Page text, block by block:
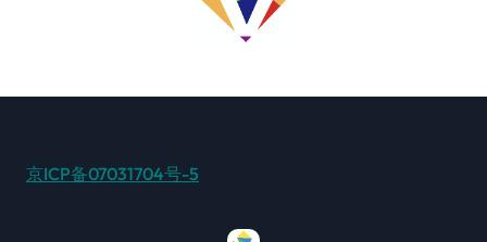
京ICP备07031704号-5